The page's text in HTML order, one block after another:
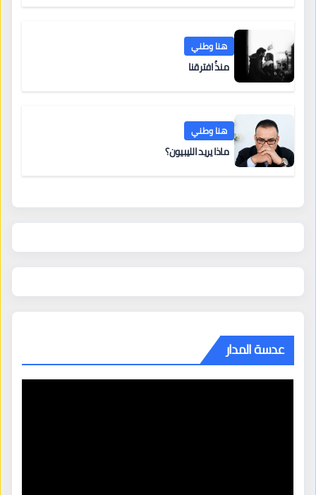
هنا وطني
منذُ افترقنا
هنا وطني
ماذا يريد الليبيون؟
عدسة المدار